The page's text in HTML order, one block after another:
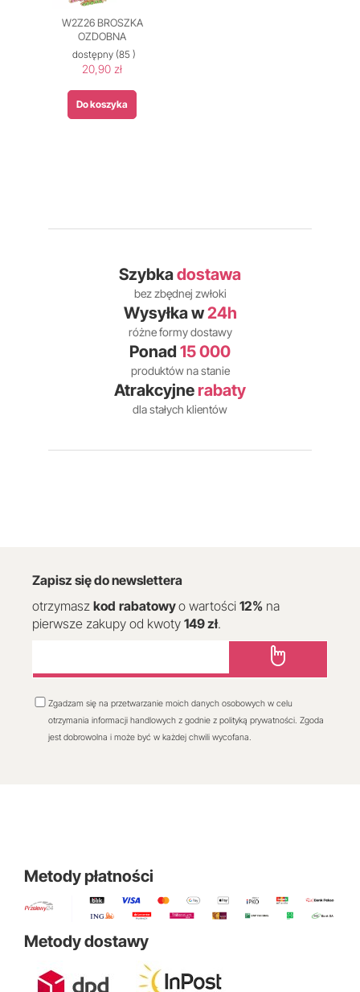
W2Z26 BROSZKA
OZDOBNA
dostępny (85 )
20,90 zł
Do koszyka
Szybkadostawa
bez zbędnej zwłoki
Wysyłka w24h
różne formy dostawy
Ponad 15 000
produktów na stanie
Atrakcyjne rabaty
dla stałych klientów
Zapisz się do newslettera
otrzymasz kod rabatowyo wartości 12% na
pierwsze zakupy od kwoty 149 zł.
Zgadzam się na przetwarzanie moich danych osobowych w celu
otrzymania informacji handlowych z godnie z polityką prywatności. Zgoda
jest dobrowolna i może być w każdej chwili wycofana.
Metody płatności
Metody dostawy